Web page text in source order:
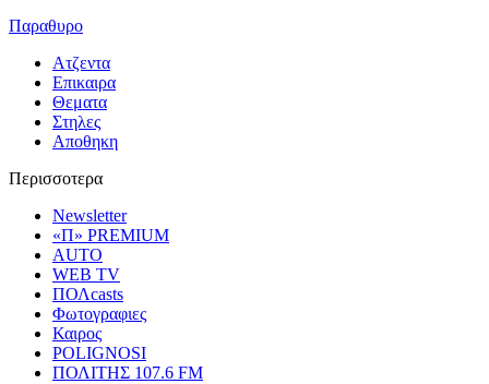
Παραθυρο
Ατζεντα
Επικαιρα
Θεματα
Στηλες
Αποθηκη
Περισσοτερα
Newsletter
«Π» PREMIUM
AUTO
WEB TV
ΠΟΛcasts
Φωτογραφιες
Καιρος
POLIGNOSI
ΠΟΛΙΤΗΣ 107.6 FM